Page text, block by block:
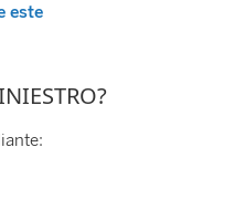
este